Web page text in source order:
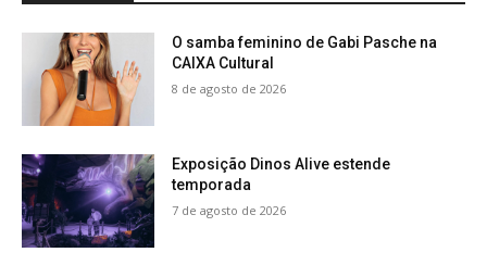
O samba feminino de Gabi Pasche na
CAIXA Cultural
8 de agosto de 2026
Exposição Dinos Alive estende
temporada
7 de agosto de 2026